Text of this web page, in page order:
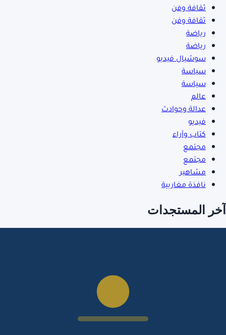
ثقافة وفن
ثقافة وفن
رياضة
رياضة
سوشيال فيديو
سياسة
سياسة
عالم
عدالة وحوادث
فيديو
كتاب وآراء
مجتمع
مجتمع
مشاهير
نافذة مغاربية
آخر المستجدات